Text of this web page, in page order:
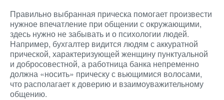
Правильно выбранная прическа помогает произвести
нужное впечатление при общении с окружающими,
здесь нужно не забывать и о психологии людей.
Например, бухгалтер видится людям с аккуратной
прической, характеризующей женщину пунктуальной
и добросовестной, а работница банка непременно
должна «носить» прическу с вьющимися волосами,
что располагает к доверию и взаимоуважительному
общению.